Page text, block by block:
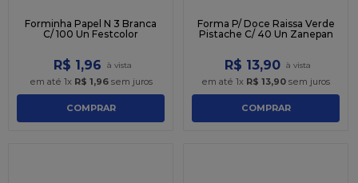
Forminha Papel N 3 Branca
C/ 100 Un Festcolor
R$ 1,96
em até 1x R$ 1,96sem juros
COMPRAR
Forma P/ Doce Raissa Verde
Pistache C/ 40 Un Zanepan
R$ 13,90
em até 1x R$ 13,90 sem juros
COMPRAR